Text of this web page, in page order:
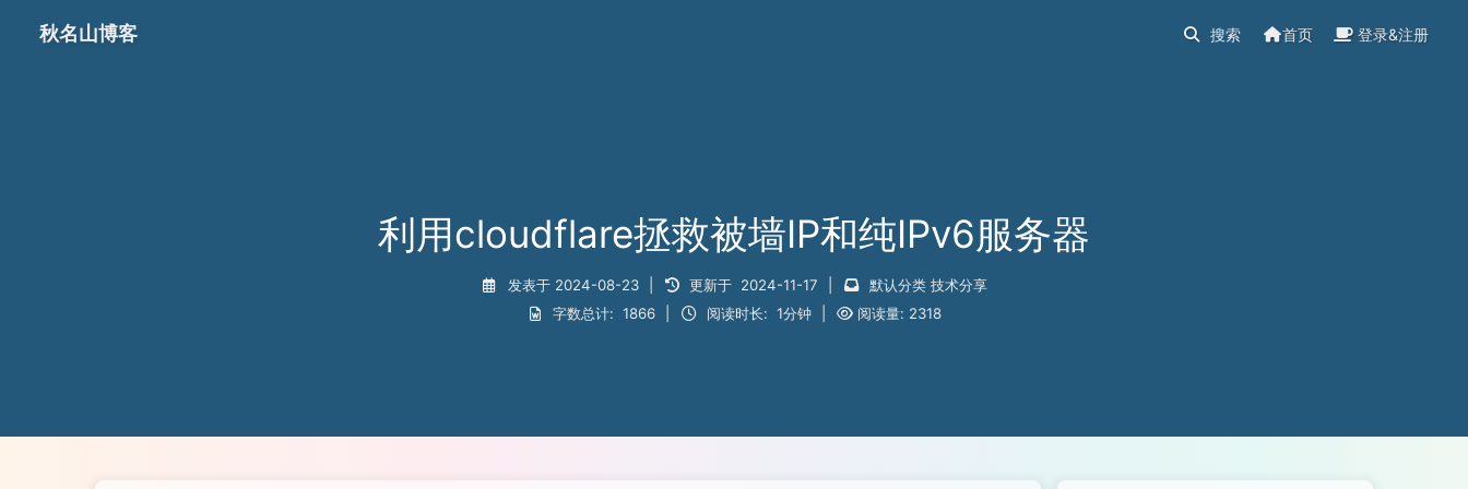
利用cloudflare拯救被墙IP和纯IPv6服务器
发表于 2024-08-23 更新于 2024-11-17 默认分类 技术分享
字数总计: 1866 阅读时长: 1分钟 阅读量: 2318
秋名山博客 首页 登录&注册